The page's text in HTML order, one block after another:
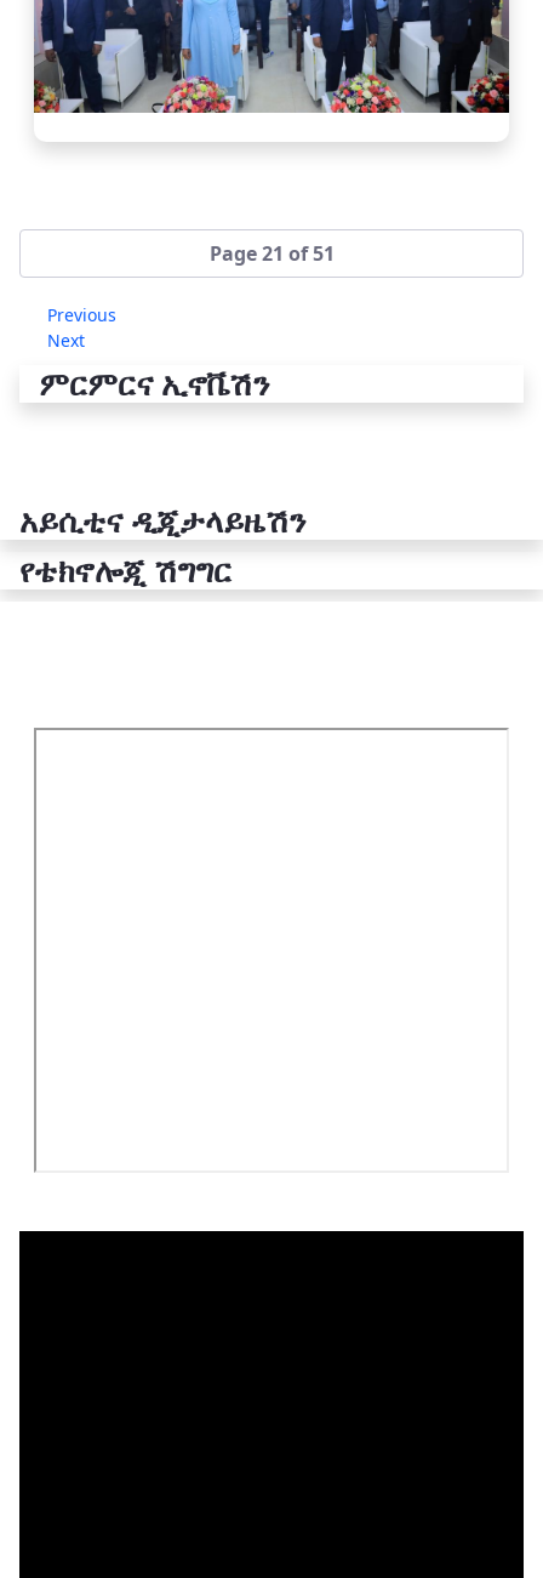
Page 21 of 51
Previous
Next
ምርምርና ኢኖቬሽን
አይሲቲና ዲጂታላይዜሽን
የቴክኖሎጂ ሽግግር